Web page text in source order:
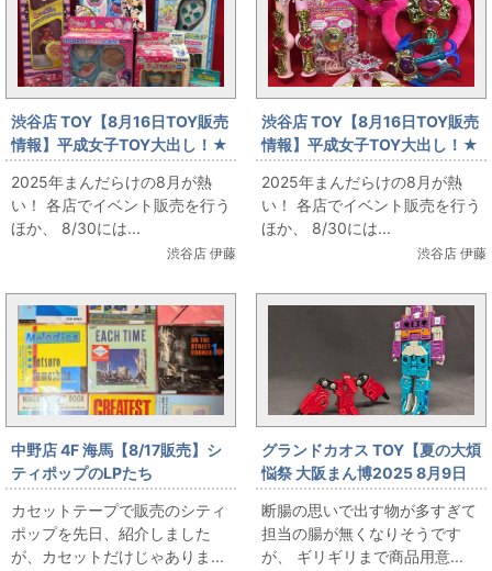
渋谷店 TOY【8月16日TOY販売
情報】平成女子TOY大出し！★
セイントテール・ミンキーモモ
など！★
2025年まんだらけの8月が熱
い！ 各店でイベント販売を行う
ほか、 8/30には...
渋谷店 伊藤
渋谷店 TOY【8月16日TOY販売
情報】平成女子TOY大出し！★
東京ミュウミュウ★
2025年まんだらけの8月が熱
い！ 各店でイベント販売を行う
ほか、 8/30には...
渋谷店 伊藤
中野店 4F 海馬【8/17販売】シ
ティポップのLPたち
カセットテープで販売のシティ
ポップを先日、紹介しました
が、カセットだけじゃありま...
グランドカオス TOY【夏の大煩
悩祭 大阪まん博2025 8月9日
(土)】TOY店頭販売 トランスフ
ォーマー Ｇ1ダブルカセットボ
ット
断腸の思いで出す物が多すぎて
担当の腸が無くなりそうです
が、 ギリギリまで商品用意...